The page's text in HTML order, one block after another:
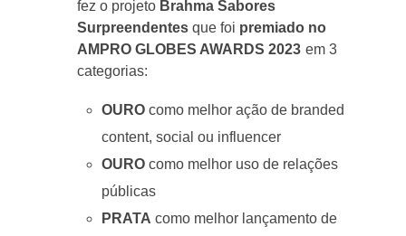
fez o projeto Brahma Sabores
Surpreendentes que foi premiado no
AMP RO GLOBES AWARDS 2023 em 3
categorias:
OURO como melhor ação de branded
content, social ou influencer
OURO como melhor uso de relações
públicas
PRATA como melhor lançamento de